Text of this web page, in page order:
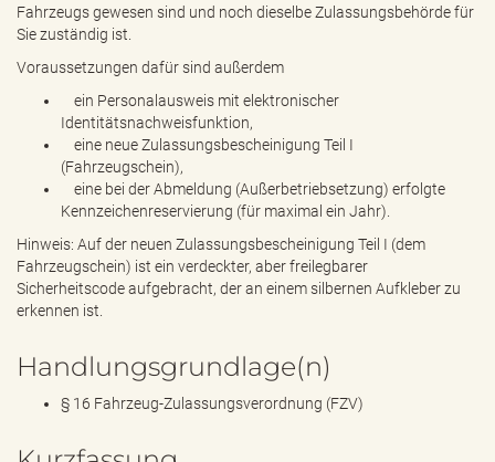
Fahrzeugs gewesen sind und noch dieselbe Zulassungsbehörde für
Sie zuständig ist.
Voraussetzungen dafür sind außerdem
ein Personalausweis mit elektronischer
Identitätsnachweisfunktion,
eine neue Zulassungsbescheinigung Teil I
(Fahrzeugschein),
eine bei der Abmeldung (Außerbetriebsetzung) erfolgte
Kennzeichenreservierung (für maximal ein Jahr).
Hinweis: Auf der neuen Zulassungsbescheinigung Teil I (dem
Fahrzeugschein) ist ein verdeckter, aber freilegbarer
Sicherheitscode aufgebracht, der an einem silbernen Aufkleber zu
erkennen ist.
Handlungsgrundlage(n)
§ 16 Fahrzeug-Zulassungsverordnung (FZV)